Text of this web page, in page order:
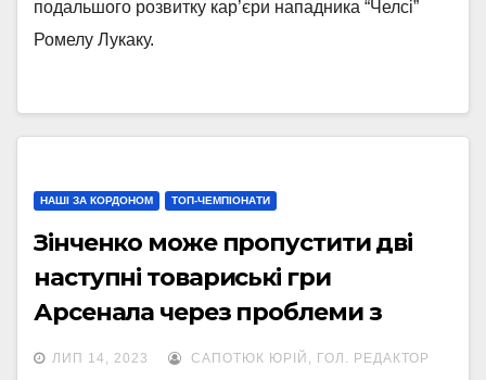
подальшого розвитку кар’єри нападника “Челсі”
Ромелу Лукаку.
НАШІ ЗА КОРДОНОМ ТОП-ЧЕМПІОНАТИ
Зінченко може пропустити дві
наступні товариські гри
Арсенала через проблеми з
литковим м’язом
ЛИП 14, 2023 САПОТЮК ЮРІЙ, ГОЛ. РЕДАКТОР